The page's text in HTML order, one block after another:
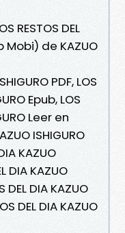
RESTOS DEL
Mobi) de KAZUO
PDF, LOS
Epub, LOS
Leer en
ISHIGURO
KAZUO
DIA KAZUO
DEL DIA KAZUO
DEL DIA KAZUO